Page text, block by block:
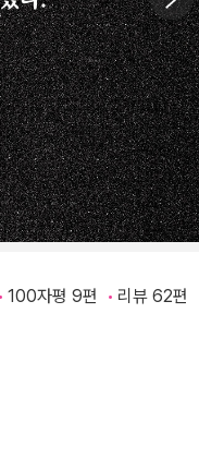
100자평 9편 리뷰 62편